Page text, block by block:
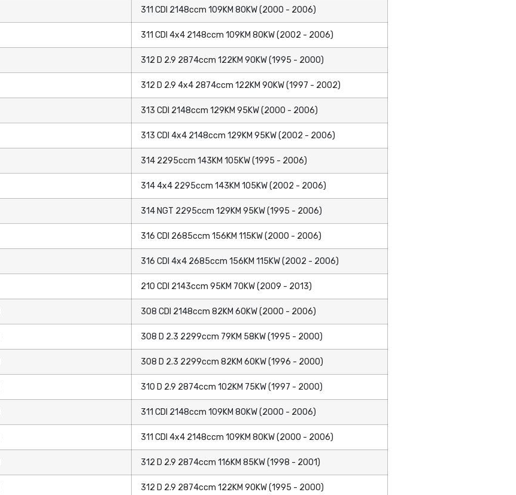
311 CDI 2148ccm 109KM 80KW (2000 - 2006)
311 CDI 4x4 2148ccm 109KM 80KW (2002 - 2006)
312 D 2.9 2874ccm 122KM 90KW (1995 - 2000)
312 D 2.9 4x4 2874ccm 122KM 90KW (1997 - 2002)
313 CDI 2148ccm 129KM 95KW (2000 - 2006)
313 CDI 4x4 2148ccm 129KM 95KW (2002 - 2006)
314 2295ccm 143KM 105KW (1995 - 2006)
314 4x4 2295ccm 143KM 105KW (2002 - 2006)
314 NGT 2295ccm 129KM 95KW (1995 - 2006)
316 CDI 2685ccm 156KM 115KW (2000 - 2006)
316 CDI 4x4 2685ccm 156KM 115KW (2002 - 2006)
210 CDI 2143ccm 95KM 70KW (2009 - 2013)
308 CDI 2148ccm 82KM 60KW (2000 - 2006)
308 D 2.3 2299ccm 79KM 58KW (1995 - 2000)
308 D 2.3 2299ccm 82KM 60KW (1996 - 2000)
310 D 2.9 2874ccm 102KM 75KW (1997 - 2000)
311 CDI 2148ccm 109KM 80KW (2000 - 2006)
311 CDI 4x4 2148ccm 109KM 80KW (2000 - 2006)
312 D 2.9 2874ccm 116KM 85KW (1998 - 2001)
312 D 2.9 2874ccm 122KM 90KW (1995 - 2000)